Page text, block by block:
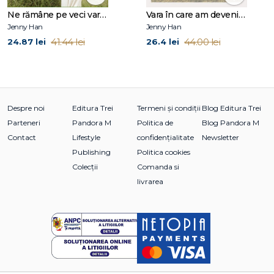
Ne rămâne pe veci vara (seria Vara, vol. 3)
Jenny Han
24.87 lei 41.44 lei
Vara în care am devenit frumoasă (seria Vara, vol. 1)
Jenny Han
26.4 lei 44.00 lei
Despre noi
Parteneri
Contact
Editura Trei
Pandora M
Lifestyle
Publishing
Colecții
Termeni și condiții
Politica de
confidențialitate
Politica cookies
Comanda si
livrarea
Blog Editura Trei
Blog Pandora M
Newsletter